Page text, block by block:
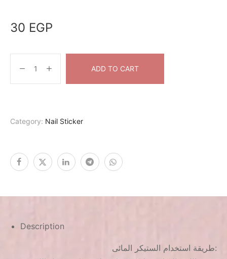
30 EGP
ADD TO CART
Category: Nail Sticker
Description
طريقة استخدام الستيكر المائى: